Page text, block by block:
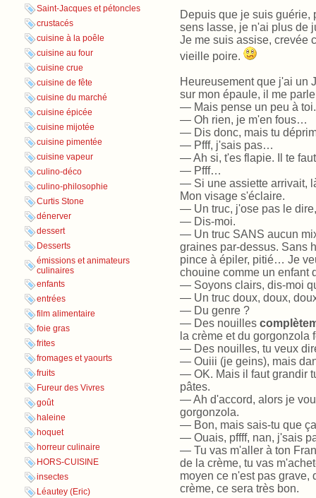
Saint-Jacques et pétoncles
crustacés
cuisine à la poêle
cuisine au four
cuisine crue
cuisine de fête
cuisine du marché
cuisine épicée
cuisine mijotée
cuisine pimentée
cuisine vapeur
culino-déco
culino-philosophie
Curtis Stone
dénerver
dessert
Desserts
émissions et animateurs
culinaires
enfants
entrées
film alimentaire
foie gras
frites
fromages et yaourts
fruits
Fureur des Vivres
goût
haleine
hoquet
horreur culinaire
HORS-CUISINE
insectes
Léautey (Eric)
Depuis que je suis
sens lasse, je n'ai plus de
Je me suis assise, crevée
vieille poire.
Heureusement que j'ai un
sur mon épaule, il me
— Mais pense un peu à
— Oh rien, je m'en fous…
— Dis donc, mais tu
— Pfff, j'sais pas…
— Ah si, t'es flapie. Il te
— Pfff…
— Si une assiette arrivait,
Mon visage s'éclaire.
— Un truc, j'ose pas le
— Dis-moi.
— Un truc SANS aucun
graines par-dessus. Sans
pince à épiler, pitié… Je
chouine comme un enfant
— Soyons clairs, dis-moi
— Un truc doux, doux,
— Du genre ?
— Des nouilles
la crème et du gorgonzola
— Des nouilles, tu veux
— Ouiii (je geins), mais
— OK. Mais il faut grandir
pâtes.
— Ah d'accord, alors je
gorgonzola.
— Bon, mais sais-tu que
— Ouais, pffff, nan, j'sais
— Tu vas m'aller à ton
de la crème, tu vas
moyen ce n'est pas grave,
crème, ce sera très bon.